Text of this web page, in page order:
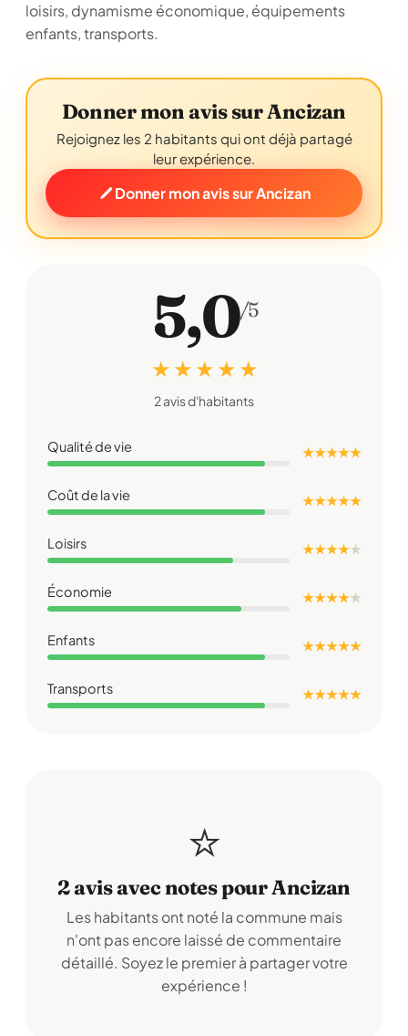
loisirs, dynamisme économique, équipements
enfants, transports.
Donner mon avis sur Ancizan
Rejoignez les 2 habitants qui ont déjà partagé
leur expérience.
Donner mon avis sur Ancizan
5,0/5
★ ★ ★ ★ ★
2 avis d'habitants
Qualité de vie ★ ★ ★ ★ ★
Coût de la vie ★ ★ ★ ★ ★
Loisirs ★ ★ ★ ★★
Économie ★ ★ ★ ★★
Enfants ★ ★ ★ ★ ★
Transports ★ ★ ★ ★ ★
⭐
2 avis avec notes pour Ancizan
Les habitants ont noté la commune mais
n'ont pas encore laissé de commentaire
détaillé. Soyez le premier à partager votre
expérience !